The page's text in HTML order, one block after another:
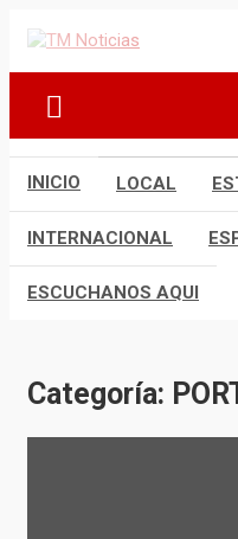
contenido
TM Noticias
INICIO LOCAL
INTERNACIONAL
ESCUCHANOS AQUI
Categoría: